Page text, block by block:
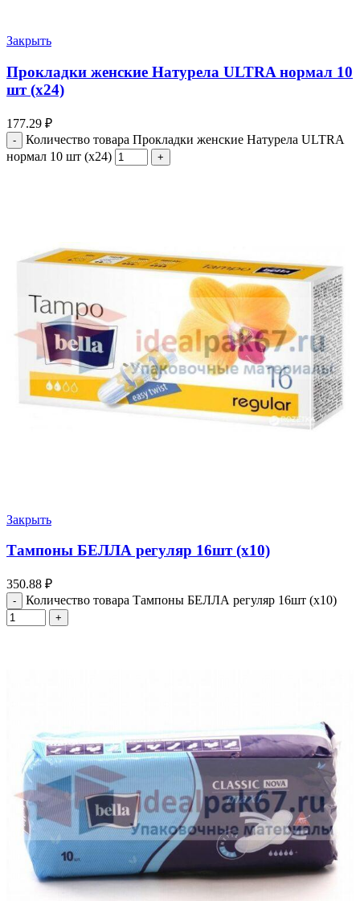
Закрыть
Прокладки женские Натурела ULTRA нормал 10
шт (х24)
177.29 ₽
Количество товара Прокладки женские Натурела ULTRA
нормал 10 шт (х24)
Закрыть
Тампоны БЕЛЛА регуляр 16шт (х10)
350.88 ₽
Количество товара Тампоны БЕЛЛА регуляр 16шт (х10)